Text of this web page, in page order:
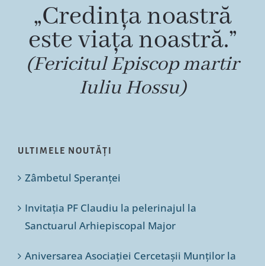
„Credința noastră
este viața noastră.”
(Fericitul Episcop martir
Iuliu Hossu)
ULTIMELE NOUTĂȚI
Zâmbetul Speranței
Invitația PF Claudiu la pelerinajul la
Sanctuarul Arhiepiscopal Major
Aniversarea Asociației Cercetașii Munților la